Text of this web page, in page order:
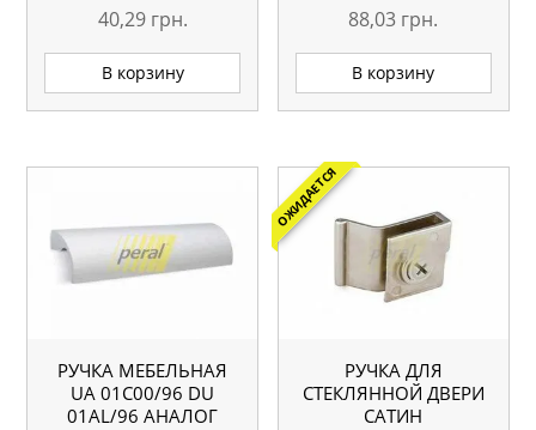
40,29 грн.
В корзину
88,03 грн.
В корзину
РУЧКА МЕБЕЛЬНАЯ
UA 01С00/96 DU
01AL/96 АНАЛОГ
ОЖИДАЕТСЯ
РУЧКА ДЛЯ
СТЕКЛЯННОЙ ДВЕРИ
САТИН